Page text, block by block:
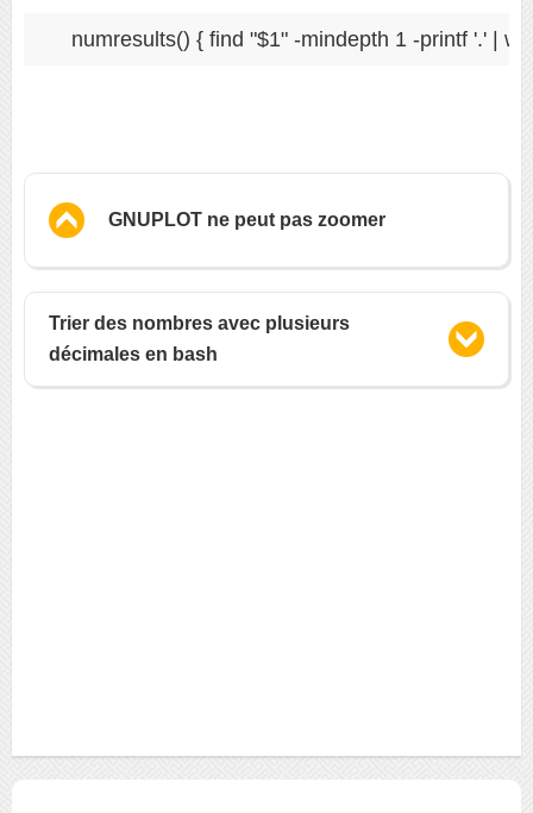
GNUPLOT ne peut pas zoomer
Trier des nombres avec plusieurs
décimales en bash